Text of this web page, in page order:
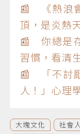
📰 《熱浪
頂，是炎熱
📰 你總是
習慣，看清
📰 「不討
人！」心理
大塊文化 社會